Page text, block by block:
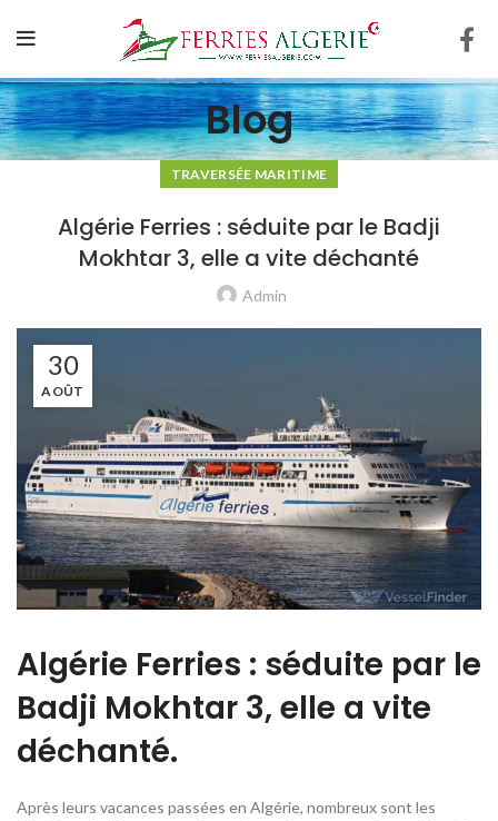
Blog
TRAVERSÉE MARITIME
Algérie Ferries : séduite par le Badji
Mokhtar 3, elle a vite déchanté
Admin
30
AOÛT
Algérie Ferries : séduite par le
Badji Mokhtar 3, elle a vite
déchanté.
Après leurs vacances passées en Algérie, nombreux sont les